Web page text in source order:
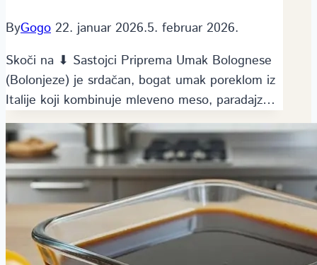
ByGogo 22. januar 2026.5. februar 2026.
Skoči na ⬇ Sastojci Priprema Umak Bolognese
(Bolonjeze) je srdačan, bogat umak poreklom iz
Italije koji kombinuje mleveno meso, paradajz…